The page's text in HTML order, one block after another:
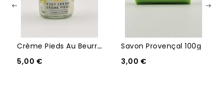
Crème Pieds Au Beurre De...
5,00 €
Savon Provençal 100g
3,00 €